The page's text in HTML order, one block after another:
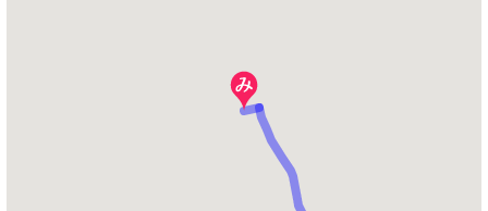
明るい光が差し込む清潔な洗面スペー
スが完備され、日々の準備が快適に行
使い勝手の良いキッチンで栄養満点の
お食事を。家庭的な雰囲気でほっこり
と。